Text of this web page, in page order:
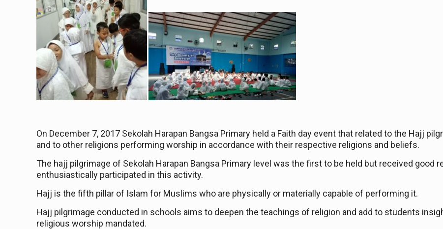
On December 7, 2017 Sekolah Harapan Bangsa Primary held a Faith day event that related to the Hajj
and to other religions performing worship in accordance with their respective religions and beliefs.
The hajj pilgrimage of Sekolah Harapan Bangsa Primary levelwas the first to be held but received good
enthusiastically participated in this activity.
Hajj is the fifth pillar of Islamfor Muslims who are physically or materially capable of performing it.
Hajj pilgrimage conducted in schools aims to deepen the teachings of religion and add to students
religious worship mandated.